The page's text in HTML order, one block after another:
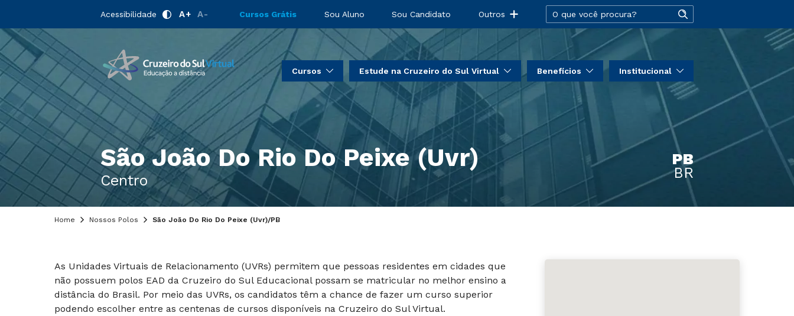
Acessibilidade A+ A- Cursos Grátis Sou Aluno Sou Candidato Outros
Cursos Estude na Cruzeiro do Sul Virtual Benefícios Institucional
São João Do Rio Do Peixe (Uvr)
Centro
PB
BR
Home Nossos Polos São João Do Rio Do Peixe (Uvr)/PB
As Unidades Virtuais de Relacionamento (UVRs) permitem que pessoas residentes em cidades que
não possuem polos EAD da Cruzeiro do Sul Educacional possam se matricular no melhor ensino a
distância do Brasil. Por meio das UVRs, os candidatos têm a chance de fazer um curso superior
podendo escolher entre as centenas de cursos disponíveis na Cruzeiro do Sul Virtual.